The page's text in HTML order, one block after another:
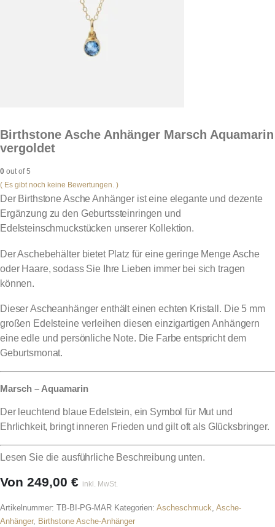
Birthstone Asche Anhänger Marsch Aquamarin
vergoldet
0 out of 5
( Es gibt noch keine Bewertungen. )
Der Birthstone Asche Anhänger ist eine elegante und dezente
Ergänzung zu den Geburtssteinringen und
Edelsteinschmuckstücken unserer Kollektion.
Der Aschebehälter bietet Platz für eine geringe Menge Asche
oder Haare, sodass Sie Ihre Lieben immer bei sich tragen
können.
Dieser Ascheanhänger enthält einen echten Kristall. Die 5 mm
großen Edelsteine ​​verleihen diesen einzigartigen Anhängern
eine edle und persönliche Note. Die Farbe entspricht dem
Geburtsmonat.
Marsch – Aquamarin
Der leuchtend blaue Edelstein, ein Symbol für Mut und
Ehrlichkeit, bringt inneren Frieden und gilt oft als Glücksbringer.
Lesen Sie die ausführliche Beschreibung unten.
Von 249,00 € inkl. MwSt.
Artikelnummer: TB-BI-PG-MAR Kategorien: Ascheschmuck, Asche-
Anhänger, Birthstone Asche-Anhänger